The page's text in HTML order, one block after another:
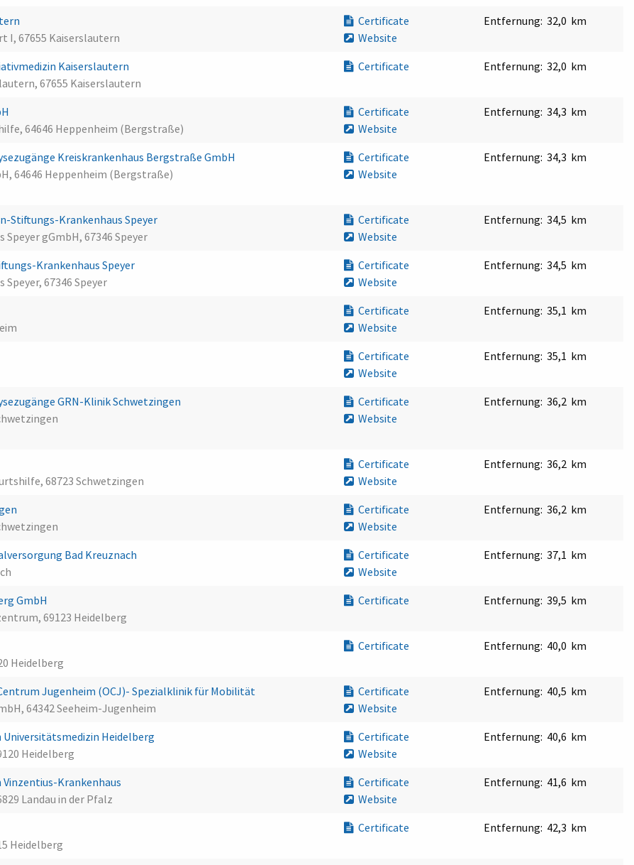
I, 67655 Kaiserslautern
Certificate
Website
Entfernung: 32,0 km
Kaiserslautern
67655 Kaiserslautern
Certificate Entfernung: 32,0 km
64646 Heppenheim (Bergstraße)
Certificate
Website
Entfernung: 34,3 km
Kreiskrankenhaus Bergstraße GmbH
64646 Heppenheim (Bergstraße)
Certificate
Website
Entfernung: 34,3 km
Stiftungs-Krankenhaus Speyer
gGmbH, 67346 Speyer
Certificate
Website
Entfernung: 34,5 km
Krankenhaus Speyer
67346 Speyer
Certificate
Website
Entfernung: 34,5 km
Certificate
Website
Entfernung: 35,1 km
Certificate
Website
Entfernung: 35,1 km
GRN-Klinik Schwetzingen
Certificate
Website
Entfernung: 36,2 km
68723 Schwetzingen
Certificate
Website
Entfernung: 36,2 km
Certificate
Website
Entfernung: 36,2 km
Bad Kreuznach
Certificate
Website
Entfernung: 37,1 km
GmbH
69123 Heidelberg
Certificate Entfernung: 39,5 km
Heidelberg
Certificate Entfernung: 40,0 km
Jugenheim (OCJ)- Spezialklinik für Mobilität
64342 Seeheim-Jugenheim
Certificate
Website
Entfernung: 40,5 km
Heidelberg
Heidelberg
Certificate
Website
Entfernung: 40,6 km
Krankenhaus
Landau in der Pfalz
Certificate
Website
Entfernung: 41,6 km
Heidelberg
Certificate Entfernung: 42,3 km